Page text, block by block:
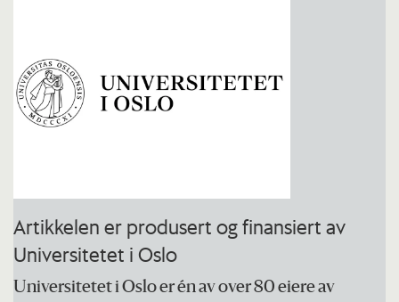
Artikkelen er produsert og finansiert av
Universitetet i Oslo
Universitetet i Oslo er én av over 80 eiere av